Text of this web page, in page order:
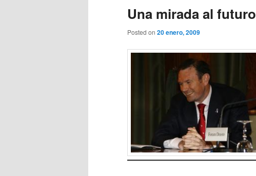
Una mirada al futuro
Posted on 20 enero, 2009